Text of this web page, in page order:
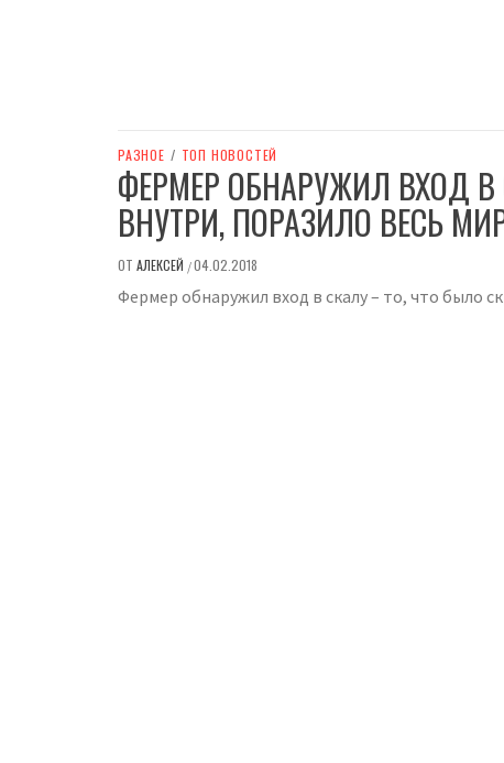
РАЗНОЕ / ТОП НОВОСТЕЙ
ФЕРМЕР ОБНАРУЖИЛ ВХОД
ВНУТРИ, ПОРАЗИЛО ВЕСЬ
ОТ АЛЕКСЕЙ /04.02.2018
Фермер обнаружил вход в скалу – то, что было